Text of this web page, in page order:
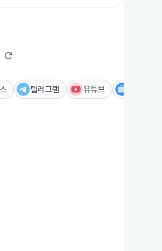
refresh
텔레그램 유튜브